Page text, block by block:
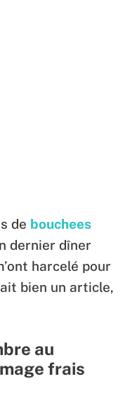
de bouchees
dernier dîner
harcelé pour
bien un article,
au
frais